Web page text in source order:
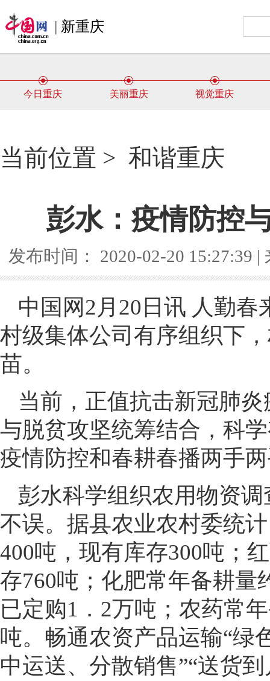
| 新重庆
今日重庆 美丽重庆 视觉重庆
当前位置 > 和谐重庆
彭水：疫情防控
发布时间： 2020-02-20 15:27:39
中国网2月20日讯 人勤
村级集体公司有序组织下
苗。
当前，正值抗击新冠肺
与脱贫攻坚统筹结合，科
疫情防控和春耕春播两手
彭水科学组织农用物资
不误。据县农业农村委统
400吨，现有库存300吨；
存760吨；化肥常年备耕量
已定购1．2万吨；农药常
吨。畅通农资产品运输“绿
中运送、分散销售”“送货